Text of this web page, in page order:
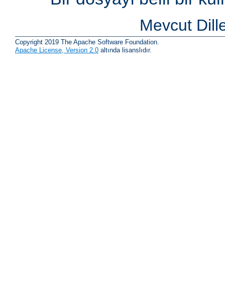
Mevcut
Copyright 2019 The Apache Software Foundation.
Apache License, Version 2.0 altında lisanslıdır.